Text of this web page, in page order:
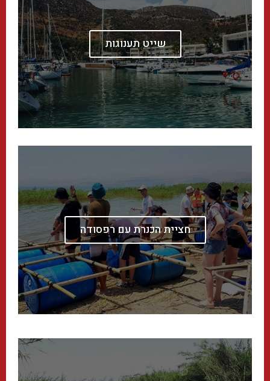
שייט תענוגות
חציית הכנרת עם רפסודה